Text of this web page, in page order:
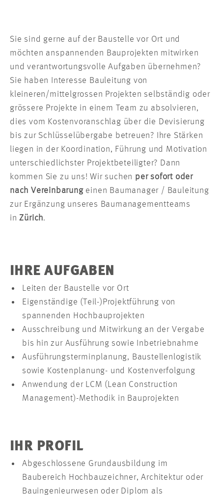
Sie sind gerne auf der Baustelle vor Ort und
möchten anspannenden Bauprojekten mitwirken
und verantwortungsvolle Aufgaben übernehmen?
Sie haben Interesse Bauleitung von
kleineren/mittelgrossen Projekten selbständig oder
grössere Projekte in einem Team zu absolvieren,
dies vom Kostenvoranschlag über die Devisierung
bis zur Schlüsselübergabe betreuen? Ihre Stärken
liegen in der Koordination, Führung und Motivation
unterschiedlichster Projektbeteiligter? Dann
kommen Sie zu uns! Wir suchen per sofort oder
nach Vereinbarung einen Baumanager / Bauleitung
zur Ergänzung unseres Baumanagementteams
in Zürich.
IHRE AUFGABEN
Leiten der Baustelle vor Ort
Eigenständige (Teil-)Projektführung von
spannenden Hochbauprojekten
Ausschreibung und Mitwirkung an der Vergabe
bis hin zur Ausführung sowie Inbetriebnahme
Ausführungsterminplanung, Baustellenlogistik
sowie Kostenplanung- und Kostenverfolgung
Anwendung der LCM (Lean Construction
Management)-Methodik in Bauprojekten
IHR PROFIL
Abgeschlossene Grundausbildung im
Baubereich Hochbauzeichner, Architektur oder
Bauingenieurwesen oder Diplom als